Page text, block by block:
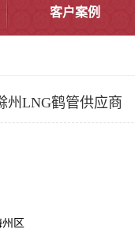
客户案例
州LNG鹤管供应商
州区